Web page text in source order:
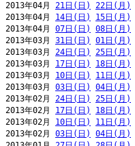
2013年04月 21日(日) 22日(月)
2013年04月 14日(日) 15日(月)
2013年04月 07日(日) 08日(月)
2013年03月 31日(日) 01日(月)
2013年03月 24日(日) 25日(月)
2013年03月 17日(日) 18日(月)
2013年03月 10日(日) 11日(月)
2013年03月 03日(日) 04日(月)
2013年02月 24日(日) 25日(月)
2013年02月 17日(日) 18日(月)
2013年02月 10日(日) 11日(月)
2013年02月 03日(日) 04日(月)